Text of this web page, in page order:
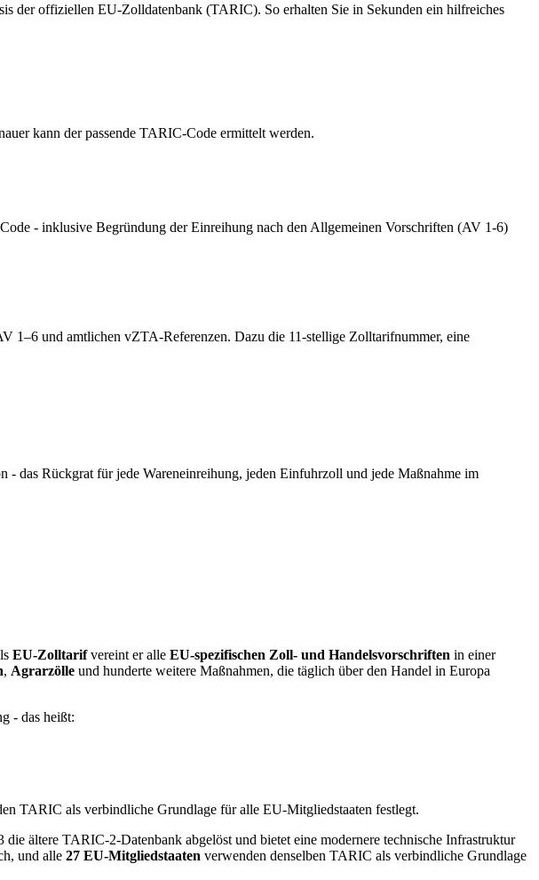
der offiziellen EU-Zolldatenbank (TARIC). So erhalten Sie in Sekunden ein hilfreiches
kann der passende TARIC-Code ermittelt werden.
- inklusive Begründung der Einreihung nach den Allgemeinen Vorschriften (AV 1-6)
1–6 und amtlichen vZTA-Referenzen. Dazu die 11-stellige Zolltarifnummer, eine
- das Rückgrat für jede Wareneinreihung, jeden Einfuhrzoll und jede Maßnahme im
EU-Zolltarifvereint er alle EU-spezifischen Zoll- und Handelsvorschriften in einer
, Agrarzölle und hunderte weitere Maßnahmen, die täglich über den Handel in Europa
- das heißt:
TARIC als verbindliche Grundlage für alle EU-Mitgliedstaaten festlegt.
ältere TARIC-2-Datenbank abgelöst und bietet eine modernere technische Infrastruktur
und alle 27 EU-Mitgliedstaaten verwenden denselben TARIC als verbindliche Grundlage